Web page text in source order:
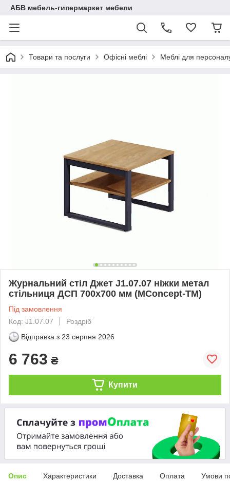
АБВ мебель-гипермаркет мебели
Товари та послуги Офісні меблі Меблі для
Журнальний стіл Джет J1.07.07 ніжки метал
стільниця ДСП 700х700 мм (MConcept-ТМ)
Під замовлення
Код: J1.07.07
Роздріб
Відправка з 23 серпня 2026
6 763 ₴
Купити
Опис Характеристики Доставка Оплата Умови